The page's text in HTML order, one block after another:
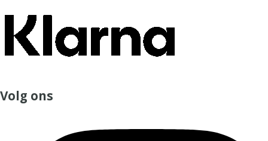
Volg ons